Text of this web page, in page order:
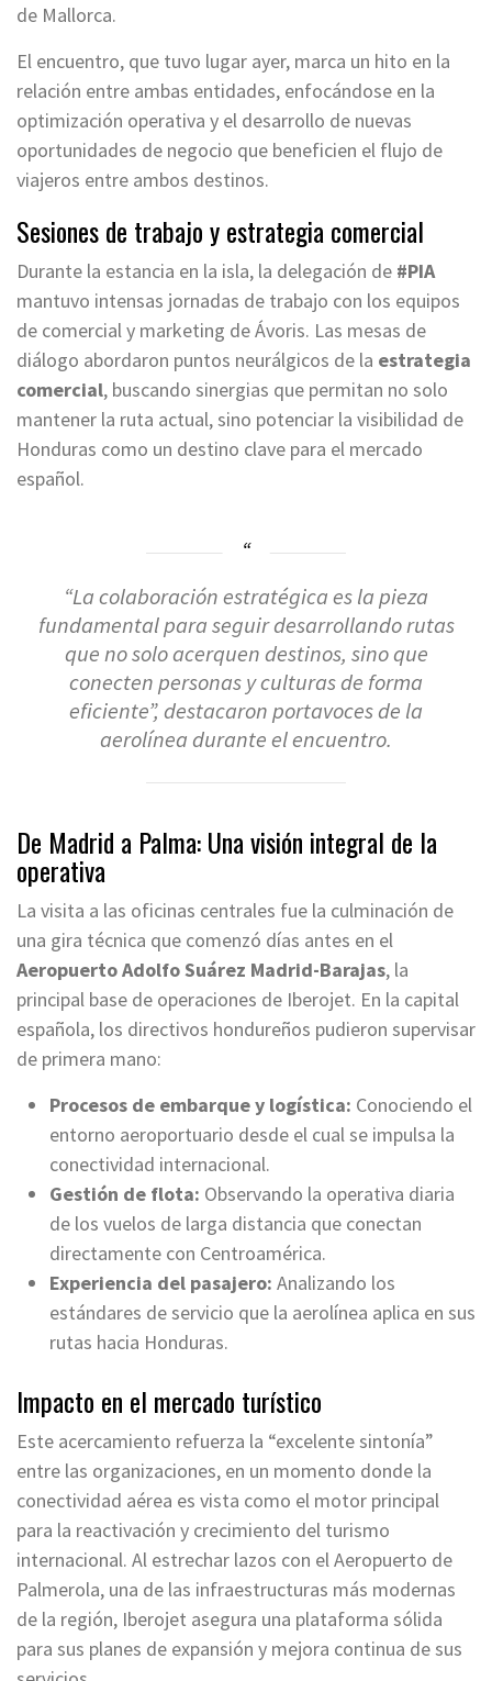
de Mallorca.
El encuentro, que tuvo lugar ayer, marca un hito en la
relación entre ambas entidades, enfocándose en la
optimización operativa y el desarrollo de nuevas
oportunidades de negocio que beneficien el flujo de
viajeros entre ambos destinos.
Sesiones de trabajo y estrategia comercial
Durante la estancia en la isla, la delegación de #PIA
mantuvo intensas jornadas de trabajo con los equipos
de comercial y marketing de Ávoris. Las mesas de
diálogo abordaron puntos neurálgicos de la estrategia
comercial, buscando sinergias que permitan no solo
mantener la ruta actual, sino potenciar la visibilidad de
Honduras como un destino clave para el mercado
español.
“La colaboración estratégica es la pieza
fundamental para seguir desarrollando rutas
que no solo acerquen destinos, sino que
conecten personas y culturas de forma
eficiente”, destacaron portavoces de la
aerolínea durante el encuentro.
De Madrid a Palma: Una visión integral de la
operativa
La visita a las oficinas centrales fue la culminación de
una gira técnica que comenzó días antes en el
Aeropuerto Adolfo Suárez Madrid-Barajas, la
principal base de operaciones de Iberojet. En la capital
española, los directivos hondureños pudieron supervisar
de primera mano:
Procesos de embarque y logística: Conociendo el
entorno aeroportuario desde el cual se impulsa la
conectividad internacional.
Gestión de flota: Observando la operativa diaria
de los vuelos de larga distancia que conectan
directamente con Centroamérica.
Experiencia del pasajero: Analizando los
estándares de servicio que la aerolínea aplica en sus
rutas hacia Honduras.
Impacto en el mercado turístico
Este acercamiento refuerza la “excelente sintonía”
entre las organizaciones, en un momento donde la
conectividad aérea es vista como el motor principal
para la reactivación y crecimiento del turismo
internacional. Al estrechar lazos con el Aeropuerto de
Palmerola, una de las infraestructuras más modernas
de la región, Iberojet asegura una plataforma sólida
para sus planes de expansión y mejora continua de sus